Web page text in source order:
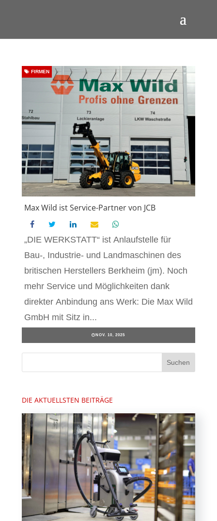
Max Wild ist Service-Partner von JCB
FIRMEN
„DIE WERKSTATT“ ist Anlaufstelle für
Bau-, Industrie- und Landmaschinen des
britischen Herstellers Berkheim (jm). Noch
mehr Service und Möglichkeiten dank
direkter Anbindung ans Werk: Die Max Wild
GmbH mit Sitz in...
NOV. 10, 2025
DIE AKTUELLSTEN BEITRÄGE